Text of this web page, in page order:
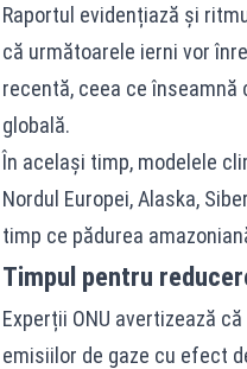
Raportul evidențiază și
că următoarele ierni vor
recentă, ceea ce
globală.
În același timp, modelele
Nordul Europei, Alaska,
timp ce pădurea
Timpul pentru
Experții ONU avertizează
emisiilor de gaze cu efect